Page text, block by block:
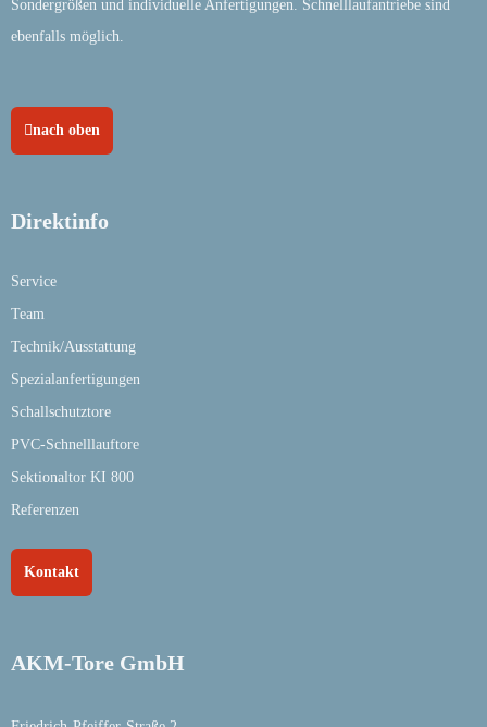
Sondergrößen und individuelle Anfertigungen. Schnelllaufantriebe sind
ebenfalls möglich.
nach oben
Direktinfo
Service
Team
Technik/Ausstattung
Spezialanfertigungen
Schallschutztore
PVC-Schnelllauftore
Sektionaltor KI 800
Referenzen
Kontakt
AKM-Tore GmbH